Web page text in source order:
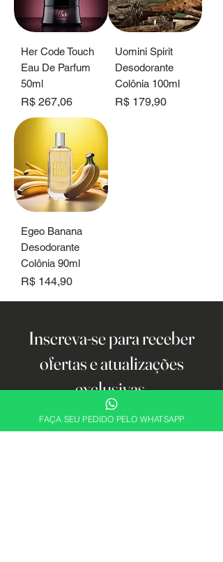
Her Code Touch
Eau De Parfum
50ml
Preço
R$ 267,06
Uomini Spirit
Desodorante
Colônia 100ml
Preço
R$ 179,90
Egeo Banana
Desodorante
Colônia 90ml
Preço
R$ 144,90
Inscreva-se para receber
ofertas e atualizações
exclusivas.
EmailFAÇA SEU PEDIDO PELO WHATSAPP